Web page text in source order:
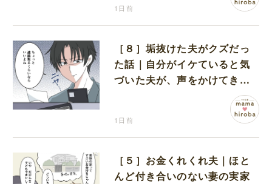
1日前
［８］垢抜けた夫がクズだっ
た話｜自分がイケていると気
づいた夫が、声をかけてきた
女性達と交流を持ち始める
1日前
［５］お金くれくれ夫｜ほと
んど付き合いのない妻の実家